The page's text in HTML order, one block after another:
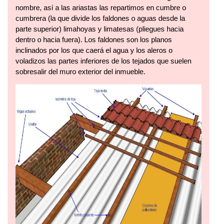
nombre, así a las ariastas las repartimos en cumbre o
cumbrera (la que divide los faldones o aguas desde la
parte superior) limahoyas y limatesas (pliegues hacia
dentro o hacia fuera). Los faldones son los planos
inclinados por los que caerá el agua y los aleros o
voladizos las partes inferiores de los tejados que suelen
sobresalir del muro exterior del inmueble.